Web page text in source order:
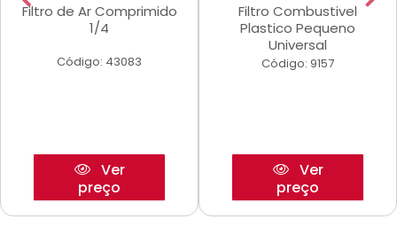
Filtro de Ar Comprimido
1/4
Código: 43083
Ver
preço
Filtro Combustivel
Plastico Pequeno
Universal
Código: 9157
Ver
preço